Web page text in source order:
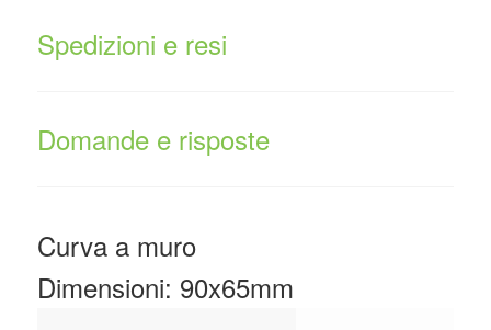
Spedizioni e resi
Domande e risposte
Curva a muro
Dimensioni: 90x65mm